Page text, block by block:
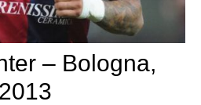
– Bologna,